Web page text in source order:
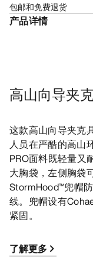
包邮和免费退货
产品详情
高山向导夹
这款高山向导夹克
人员在严酷的高山
PRO面料既轻量又
大胸袋，左侧胸袋
StormHood™兜帽
线。兜帽设有
紧固。
了解更多